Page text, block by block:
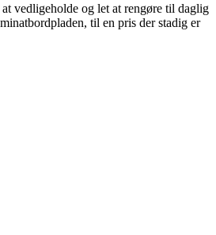
vedligeholde og let at rengøre til daglig
til en pris der stadig er